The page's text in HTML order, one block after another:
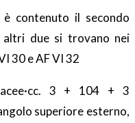
contenuto il secondo
altri due si trovano nei
30 e AF VI 32
3 + 104 + 3
superiore esterno,